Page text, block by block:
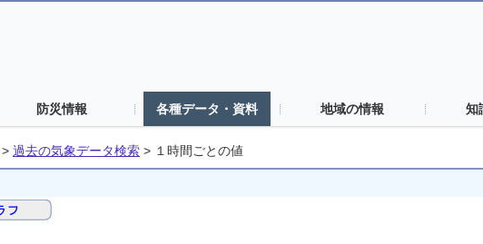
防災情報 各種データ・資料 地域の情報 知
> 過去の気象データ検索 > １時間ごとの値